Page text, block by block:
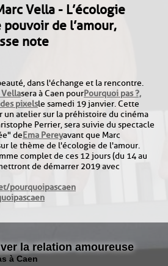
Vella - L’écologie
de l’amour,
note
dans l'échange et la rencontre.
Vellasera à Caen pourPourquoi pas ?,
pixelsle samedi 19 janvier. Cette
un atelier sur la préhistoire du cinéma
Perrier, sera suivie du spectacle
deEma Pereyavant que Marc
le thème de l'écologie de l'amour.
complet de ces 12 jours (du 14 au
de démarrer 2019 avec
pourquoipascaen
la relation amoureuse
à Caen